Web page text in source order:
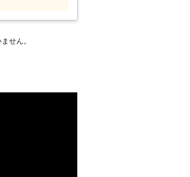
連絡ください。
イにする業務を
ステムの国際規
せん。